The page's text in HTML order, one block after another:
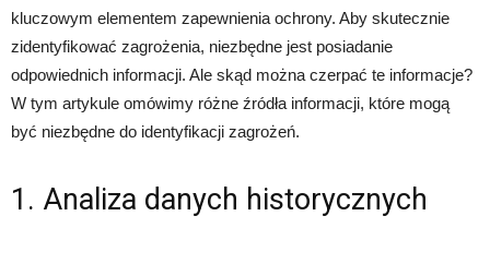
kluczowym elementem zapewnienia ochrony. Aby skutecznie
zidentyfikować zagrożenia, niezbędne jest posiadanie
odpowiednich informacji. Ale skąd można czerpać te informacje?
W tym artykule omówimy różne źródła informacji, które mogą
być niezbędne do identyfikacji zagrożeń.
1. Analiza danych historycznych